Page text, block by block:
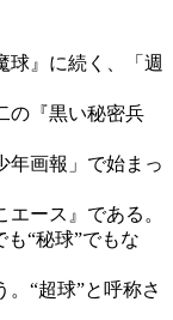
球』に続く、「週
の『黒い秘密兵
年画報」で始まっ
ース』である。
“秘球”でもな
“超球”と呼称さ